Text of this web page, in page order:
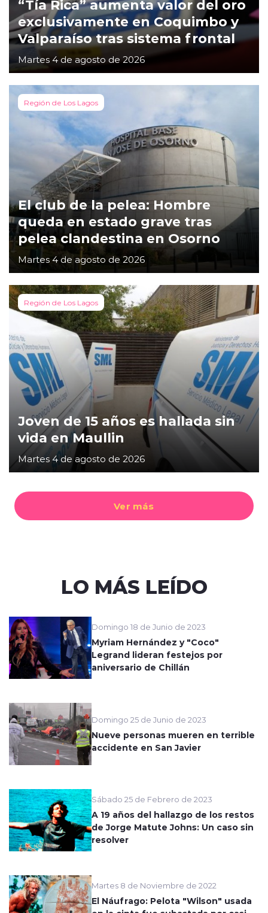
Ver más
“Tía Rica” aumenta valor del oro
exclusivamente en Coquimbo y
Valparaíso tras sistema frontal
Martes 4 de agosto de 2026
Región de Los Lagos
El club de la pelea: Hombre
queda en estado grave tras
pelea clandestina en Osorno
Martes 4 de agosto de 2026
Región de Los Lagos
Joven de 15 años es hallada sin
vida en Maullin
Martes 4 de agosto de 2026
LO MÁS LEÍDO
Domingo 18 de Junio de 2023
Myriam Hernández y "Coco"
Legrand lideran festejos por
aniversario de Chillán
Domingo 25 de Junio de 2023
Nueve personas mueren en terrible
accidente en San Javier
Sábado 25 de Febrero de 2023
A 19 años del hallazgo de los restos
de Jorge Matute Johns: Un caso sin
resolver
Martes 8 de Noviembre de 2022
El Náufrago: Pelota "Wilson" usada